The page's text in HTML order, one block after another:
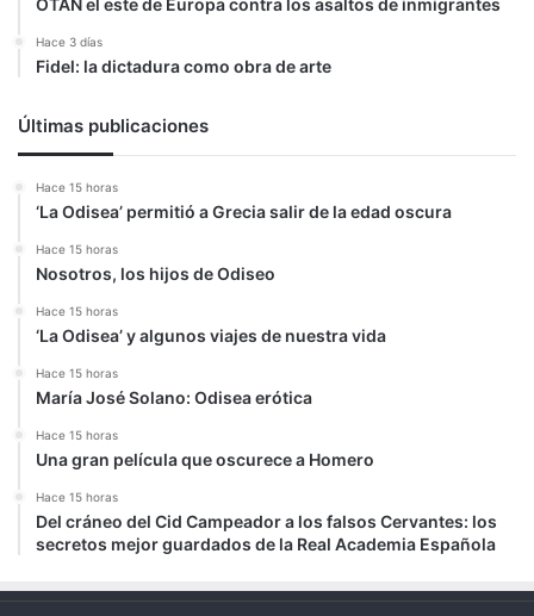
OTAN el este de Europa contra los asaltos de inmigrantes
Hace 3 días
Fidel: la dictadura como obra de arte
Últimas publicaciones
Hace 15 horas
‘La Odisea’ permitió a Grecia salir de la edad oscura
Hace 15 horas
Nosotros, los hijos de Odiseo
Hace 15 horas
‘La Odisea’ y algunos viajes de nuestra vida
Hace 15 horas
María José Solano: Odisea erótica
Hace 15 horas
Una gran película que oscurece a Homero
Hace 15 horas
Del cráneo del Cid Campeador a los falsos Cervantes: los
secretos mejor guardados de la Real Academia Española